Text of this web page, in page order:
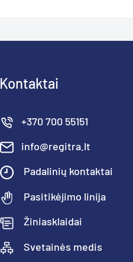
Kontaktai
+370 700 55151
info@regitra.lt
Padalinių kontaktai
Pasitikėjimo linija
Žiniasklaidai
Svetainės medis